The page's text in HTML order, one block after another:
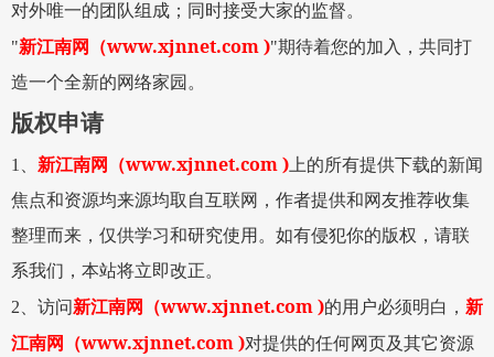
对外唯一的团队组成；同时接受大家的监督。
"新江南网 （www.xjnnet.com )"期待着您的加入，共同打
造一个全新的网络家园。
版权申请
1 新江南网 （www.xjnnet.com ) 上的所有提供下载的新闻
焦点和资源均来源均取自互联网，作者提供和网友推荐收集
整理而来，仅供学习和研究使用。如有侵犯你的版权，请联
系我们，本站将立即改正。
2 、访问新江南网 （www.xjnnet.com )的用户必须明白， 新
江南网
（www.xjnnet.com )对提供的任何网页及其它资源